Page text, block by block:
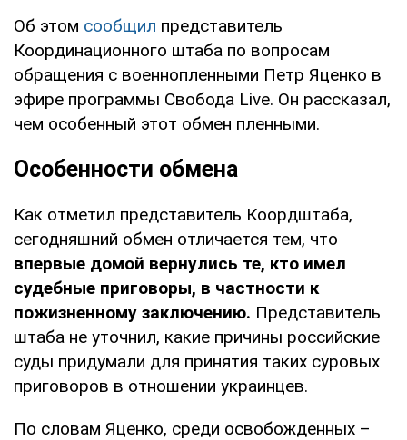
Об этом сообщил представитель
Координационного штаба по вопросам
обращения с военнопленными Петр Яценко в
эфире программы Свобода Live. Он рассказал,
чем особенный этот обмен пленными.
Особенности обмена
Как отметил представитель Коордштаба,
сегодняшний обмен отличается тем, что
впервые домой вернулись те, кто имел
судебные приговоры, в частности к
пожизненному заключению. Представитель
штаба не уточнил, какие причины российские
суды придумали для принятия таких суровых
приговоров в отношении украинцев.
По словам Яценко, среди освобожденных –